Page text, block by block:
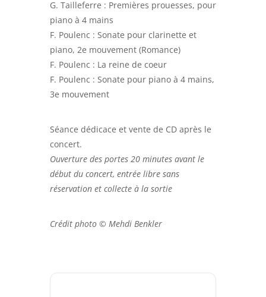
G. Tailleferre : Premières prouesses, pour
piano à 4 mains
F. Poulenc : Sonate pour clarinette et
piano, 2e mouvement (Romance)
F. Poulenc : La reine de coeur
F. Poulenc : Sonate pour piano à 4 mains,
3e mouvement
Séance dédicace et vente de CD après le
concert.
Ouverture des portes 20 minutes avant le
début du concert, entrée libre sans
réservation et collecte à la sortie
Crédit photo © Mehdi Benkler